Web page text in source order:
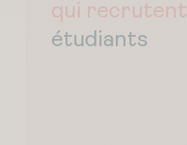
qui recrutent
étudiants